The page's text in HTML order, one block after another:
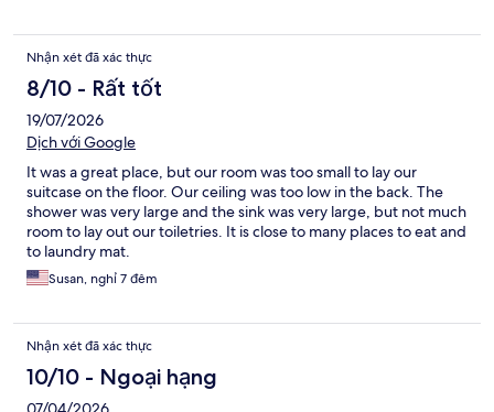
Nhận xét đã xác thực
8/10 - Rất tốt
19/07/2026
Dịch với Google
It was a great place, but our room was too small to lay our
suitcase on the floor. Our ceiling was too low in the back. The
shower was very large and the sink was very large, but not much
room to lay out our toiletries. It is close to many places to eat and
to laundry mat.
Susan, nghỉ 7 đêm
Nhận xét đã xác thực
10/10 - Ngoại hạng